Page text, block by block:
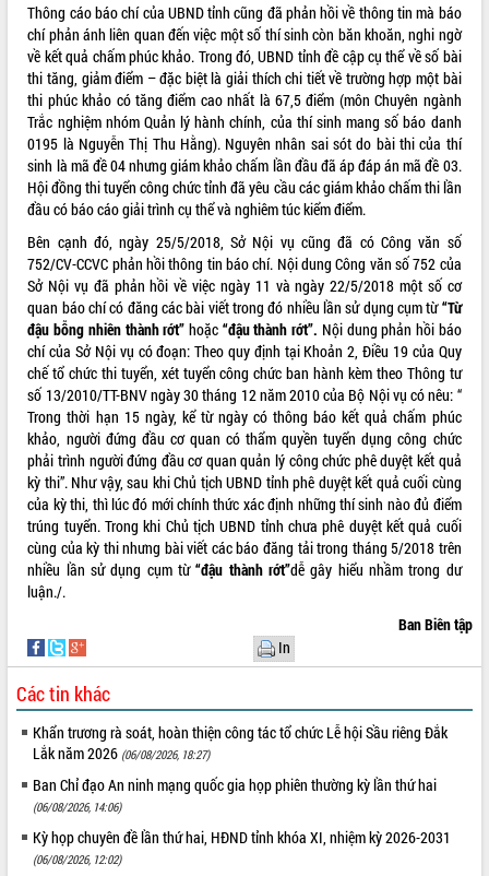
xuất khẩu sầu riêng và triển khai quy
định EUDR
Thứ trưởng Bộ Nông nghiệp và Môi
trường Nguyễn Hoàng Hiệp khảo sát
vùng trồng và doanh nghiệp đóng gói
sầu riêng tại Đắk Lắk
Trình diễn nghệ thuật chế biến các
món ăn từ sầu riêng
Đắk Lắk công bố Quy hoạch và xúc
tiến đầu tư tỉnh
Ngành cá ngừ Đắk Lắk chủ động thích
ứng để giữ vững thị trường xuất khẩu
Diễn đàn Kinh tế tư nhân Việt Nam đột
phá cơ chế - Hợp tác công tư
Đề án 06 tạo bước ngoặt đột phá trong
cải cách hành chính tỉnh Đắk Lắk
Kết nối tour, đẩy mạnh chuyển đổi số
để phát triển du lịch Đắk Lắk
Khởi động Dự án Đầu tư xây dựng hạ
tầng kỹ thuật Cụm công nghiệp Tân
Tiến
Gặp mặt các cơ quan báo chí nhân Kỷ
niệm 101 năm Ngày Báo chí Cách
mạng Việt Nam
Đắk Lắk sơ kết 4 năm triển khai thực
Họp báo thông tin về Hội nghị Công bố
Quy hoạch và Xúc tiến đầu tư tỉnh Đắk
Lắk
giải ngân vốn khắc phục thiên tai
HĐND tỉnh thông qua điều chỉnh Quy
hoạch tỉnh thời kỳ 2021-2030
Hội thảo góp ý hồ sơ điều chỉnh quy
hoạch tỉnh Đắk Lắk thời kỳ 2021-2030,
tầm nhìn đến năm 2050
THỐNG KÊ TRUY CẬP
Hôm nay:
2748
Tất cả: 66015488
Thông cáo báo chí của UBND tỉnh cũng đã phản hồi về thông tin mà báo
chí phản ánh liên quan đến việc một số thí sinh còn băn khoăn, nghi ngờ
về kết quả chấm phúc khảo. Trong đó, UBND tỉnh đề cập cụ thể về số bài
thi tăng, giảm điểm – đặc biệt là giải thích chi tiết về trường hợp một bài
thi phúc khảo có tăng điểm cao nhất là 67,5 điểm (môn Chuyên ngành
Trắc nghiệm nhóm Quản lý hành chính, của thí sinh mang số báo danh
0195 là Nguyễn Thị Thu Hằng). Nguyên nhân sai sót do bài thi của thí
sinh là mã đề 04 nhưng giám khảo chấm lần đầu đã áp đáp án mã đề 03.
Hội đồng thi tuyển công chức tỉnh đã yêu cầu các giám khảo chấm thi lần
đầu có báo cáo giải trình cụ thể và nghiêm túc kiểm điểm.
Bên cạnh đó, ngày 25/5/2018, Sở Nội vụ cũng đã có Công văn số
752/CV-CCVC phản hồi thông tin báo chí. Nội dung Công văn số 752 của
Sở Nội vụ đã phản hồi về việc ngày 11 và ngày 22/5/2018 một số cơ
quan báo chí có đăng các bài viết trong đó nhiều lần sử dụng cụm từ“Từ
đậu bỗng nhiên thành rớt” hoặc “đậu thành rớt”. Nội dung phản hồi báo
chí của Sở Nội vụ có đoạn: Theo quy định tại Khoản 2, Điều 19 của Quy
chế tổ chức thi tuyển, xét tuyển công chức ban hành kèm theo Thông tư
số 13/2010/TT-BNV ngày 30 tháng 12 năm 2010 của Bộ Nội vụ có nêu: “
Trong thời hạn 15 ngày, kể từ ngày có thông báo kết quả chấm phúc
khảo, người đứng đầu cơ quan có thẩm quyền tuyển dụng công chức
phải trình người đứng đầu cơ quan quản lý công chức phê duyệt kết quả
kỳ thi”. Như vậy, sau khi Chủ tịch UBND tỉnh phê duyệt kết quả cuối cùng
của kỳ thi, thì lúc đó mới chính thức xác định những thí sinh nào đủ điểm
trúng tuyển. Trong khi Chủ tịch UBND tỉnh chưa phê duyệt kết quả cuối
cùng của kỳ thi nhưng bài viết các báo đăng tải trong tháng 5/2018 trên
nhiều lần sử dụng cụm từ“đậu thành rớt”dễ gây hiểu nhầm trong dư
luận./.
Ban Biên tập
In
Các tin khác
Khẩn trương rà soát, hoàn thiện công tác tổ chức Lễ hội Sầu riêng Đắk
Lắk năm 2026 (06/08/2026, 18:27)
Ban Chỉ đạo An ninh mạng quốc gia họp phiên thường kỳ lần thứ hai
(06/08/2026, 14:06)
Kỳ họp chuyên đề lần thứ hai, HĐND tỉnh khóa XI, nhiệm kỳ 2026-2031
(06/08/2026, 12:02)